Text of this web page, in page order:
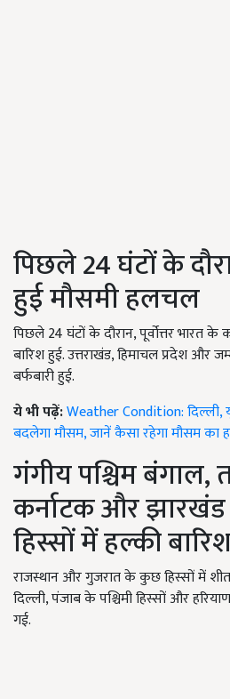
पिछले 24 घंटों के
हुई मौसमी हलचल
पिछले 24 घंटों के दौरान, पूर्वोत्तर भारत
बारिश हुई. उत्तराखंड, हिमाचल प्रदेश और
बर्फबारी हुई.
ये भी पढ़ें:Weather Condition: दिल्ली,
बदलेगा मौसम, जानें कैसा रहेगा मौसम का
गंगीय पश्चिम
कर्नाटक और
हिस्सों में हल्की
राजस्थान और गुजरात के कुछ हिस्सों में
दिल्ली, पंजाब के पश्चिमी हिस्सों और
गई.